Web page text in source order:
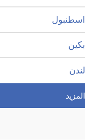
اسطنبول
بكين
لندن
المزيد